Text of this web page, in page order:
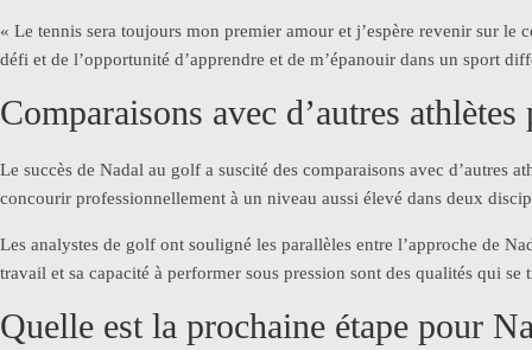
« Le tennis sera toujours mon premier amour et j’espère revenir sur
défi et de l’opportunité d’apprendre et de m’épanouir dans un sport
Comparaisons avec d’autres
Le succès de Nadal au golf a suscité des comparaisons avec d’autres
concourir professionnellement à un niveau aussi élevé dans deux
Les analystes de golf ont souligné les parallèles entre l’approche de
travail et sa capacité à performer sous pression sont des qualités qui
Quelle est la prochaine étape pour